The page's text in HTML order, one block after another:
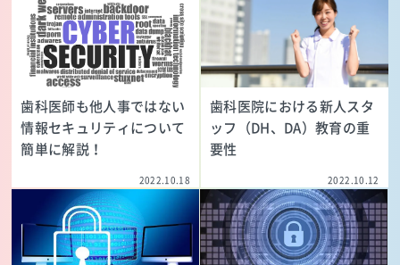
歯科医師も他人事ではない
情報セキュリティについて
簡単に解説！
2022.10.18
歯科医院における新人スタ
ッフ（DH、DA）教育の重
要性
2022.10.12